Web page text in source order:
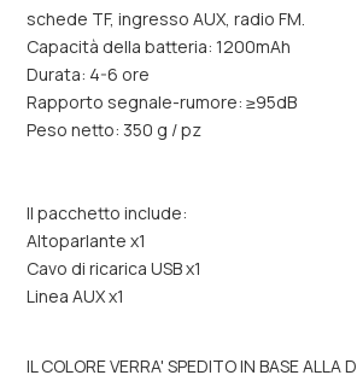
schede TF, ingresso AUX, radio FM.
Capacità della batteria: 1200mAh
Durata: 4-6 ore
Rapporto segnale-rumore: ≥95dB
Peso netto: 350 g / pz
Il pacchetto include:
Altoparlante x1
Cavo di ricarica USB x1
Linea AUX x1
IL COLORE VERRA' SPEDITO IN BASE ALLA